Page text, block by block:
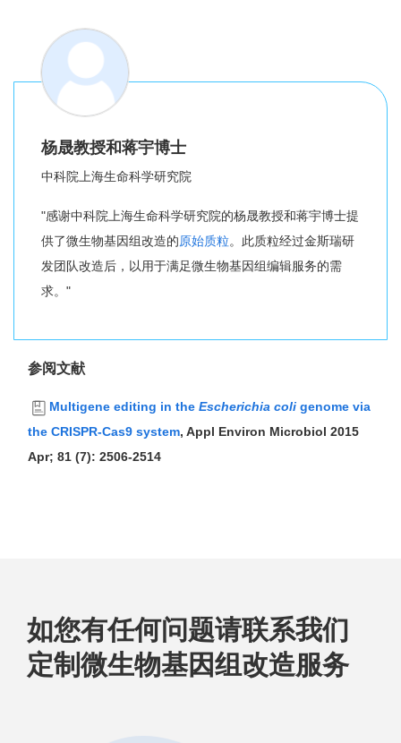
杨晟教授和蒋宇博士
中科院上海生命科学研究院
"感谢中科院上海生命科学研究院的杨晟教授和蒋宇博士提
供了微生物基因组改造的原始质粒。此质粒经过金斯瑞研
发团队改造后，以用于满足微生物基因组编辑服务的需
求。"
参阅文献
Multigene editing in the Escherichia coli genome via
the CRISPR-Cas9 system, Appl Environ Microbiol 2015
Apr; 81 (7): 2506-2514
如您有任何问题请联系我们
定制微生物基因组改造服务